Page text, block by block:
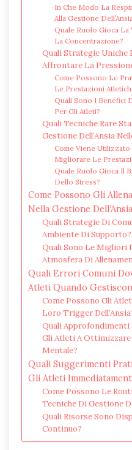
In Che Modo La
Alla Gestione
Quale Ruolo Gioca
La Concentrazione?
Quali Strategie Uniche
Affrontare La
Come Possono Le
Le Prestazioni
Quali Sono I Benefici
Per Gli Atleti?
Quali Tecniche Rare
Gestione Dell’Ansia
Come Viene
Migliorare Le
Quale Ruolo Gioca Il
Dello Stress?
Come Possono Gli
Nella Gestione
Quali Strategie Di
Ambiente Di Supporto?
Quali Sono Le Migliori
Atmosfera Di
Quali Errori Comuni
Atleti Quando
Come Possono Gli
Loro Trigger
Quali
Gli Atleti A
Mentale?
Quali Suggerimenti
Gli Atleti
Come Possono Le
Tecniche Di Gestione
Quali Risorse Sono
Continuo?